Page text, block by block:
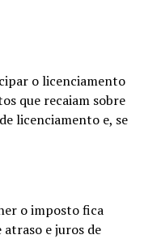
o licenciamento
que recaiam sobre
licenciamento e, se
o imposto fica
e juros de